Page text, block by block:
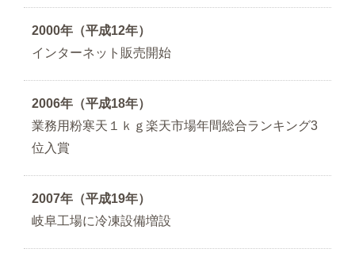
2000年（平成12年）
インターネット販売開始
2006年（平成18年）
業務用粉寒天１ｋｇ楽天市場年間総合ランキング3
位入賞
2007年（平成19年）
岐阜工場に冷凍設備増設